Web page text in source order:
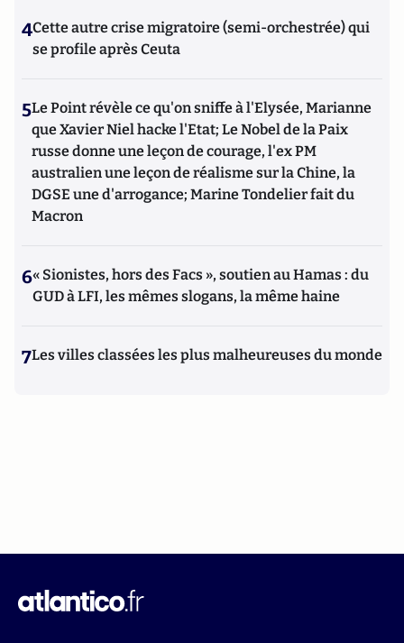
4Cette autre crise migratoire (semi-orchestrée) qui
se profile après Ceuta
5Le Point révèle ce qu'on sniffe à l'Elysée, Marianne
que Xavier Niel hacke l'Etat; Le Nobel de la Paix
russe donne une leçon de courage, l'ex PM
australien une leçon de réalisme sur la Chine, la
DGSE une d'arrogance; Marine Tondelier fait du
Macron
6« Sionistes, hors des Facs », soutien au Hamas : du
GUD à LFI, les mêmes slogans, la même haine
7Les villes classées les plus malheureuses du monde